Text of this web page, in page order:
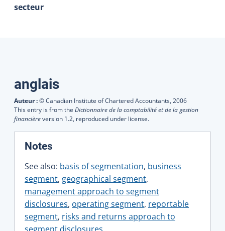
secteur
Traductions
anglais
Auteur :© Canadian Institute of Chartered Accountants, 2006
This entry is from the Dictionnaire de la comptabilité et de la gestion
financièreversion 1.2, reproduced under license.
Notes
See also: basis of segmentation, business
segment, geographical segment,
management approach to segment
disclosures, operating segment, reportable
segment, risks and returns approach to
segment disclosures.